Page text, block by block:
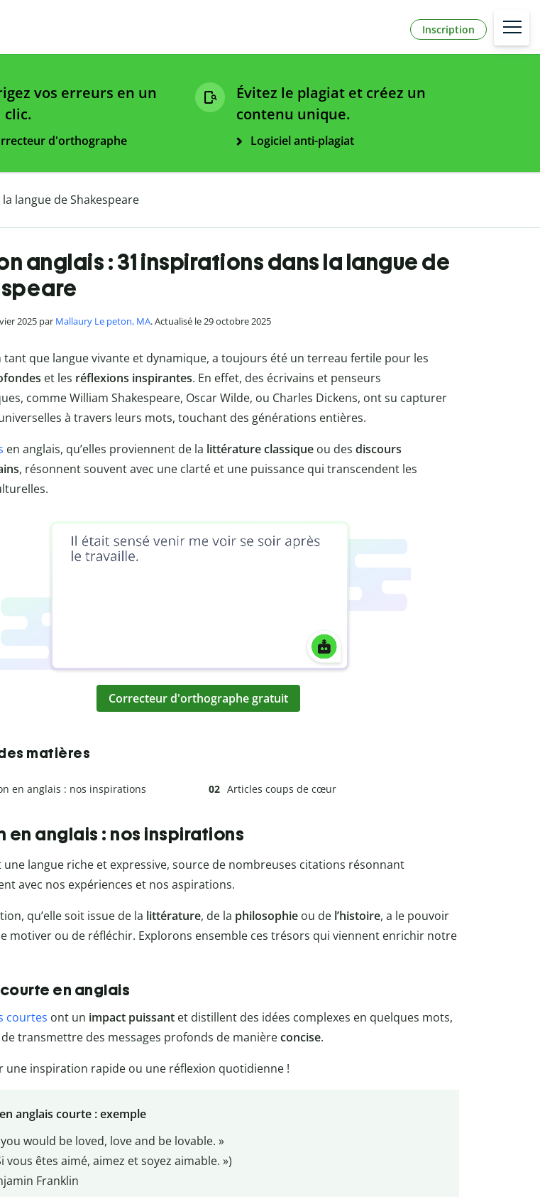
Inscription
vos erreurs en un
clic.
d'orthographe
Évitez le plagiat et créez un
contenu unique.
Logiciel anti-plagiat
langue de Shakespeare
anglais : 31 inspirations dans la langue de
2025 par Mallaury Le peton, MA. Actualisé le 29 octobre 2025
tant que langue vivante et dynamique, a toujours été un terreau fertile pour les
et les réflexions inspirantes. En effet, des écrivains et penseurs
comme William Shakespeare, Oscar Wilde, ou Charles Dickens, ont su capturer
à travers leurs mots, touchant des générations entières.
en anglais, qu’elles proviennent de la littérature classique ou des discours
, résonnent souvent avec une clarté et une puissance qui transcendent les
Correcteur d'orthographe gratuit
matières
en anglais : nos inspirations Articles coups de cœur
en anglais : nos inspirations
une langue riche et expressive, source de nombreuses citations résonnant
avec nos expériences et nos aspirations.
qu’elle soit issue de la littérature, de la philosophie ou de l’histoire, a le pouvoir
motiver ou de réfléchir. Explorons ensemble ces trésors qui viennent enrichir notre
en anglais
courtes ont un impact puissant et distillent des idées complexes en quelques mots,
transmettre des messages profonds de manièreconcise.
une inspiration rapide ou une réflexion quotidienne !
anglais courte : exemple
would be loved, love and be lovable. »
vous êtes aimé, aimez et soyez aimable. »)
Franklin